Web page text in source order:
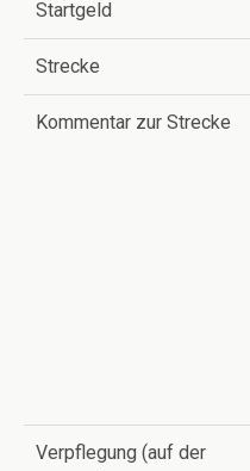
Startgeld
Strecke
Kommentar zur Strecke
Verpflegung (auf der